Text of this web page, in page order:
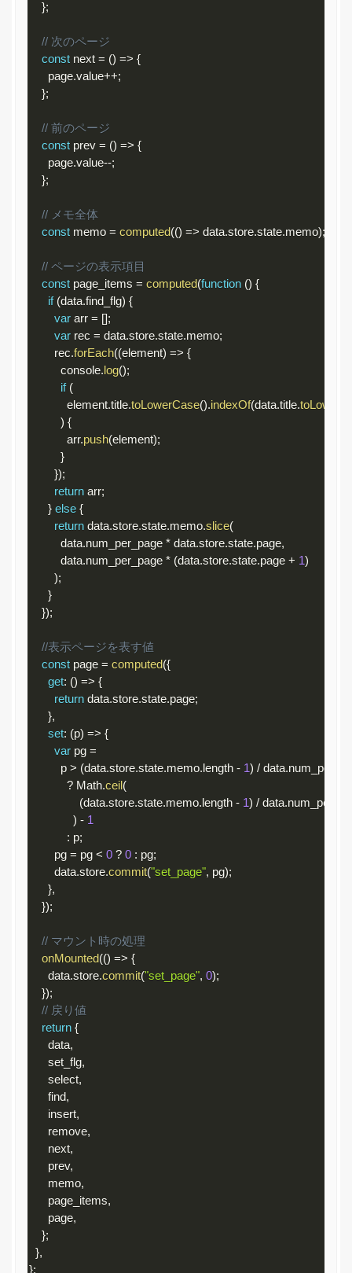
};
// 次のページ
const next = () => {
      page
.value++;
};
// 前のページ
const prev = () => {
      page
.value--;
};
// メモ全体
const memo = computed(() => data.store.state.memo);
// ページの表示項目
const page_items = computed(function () {
if (data.find_flg) {
var arr = [];
var rec = data.store.state.memo;
        rec
.forEach((element) => {
          console
.log();
if (
            element
.title.toLowerCase().indexOf(data.title.
) {
            arr
.push(element);
}
});
return arr;
} else {
return data.store.state.memo.slice(
          data
.num_per_page * data.store.state.page,
          data
.num_per_page * (data.store.state.page + 1)
);
}
});
//表示ページを表す値
const page = computed({
get: () => {
return data.store.state.page;
},
set: (p) => {
var pg =
          p
> (data.store.state.memo.length - 1) / data.
? Math.ceil(
(data.store.state.memo.length - 1) / data.
) - 1
: p;
        pg
= pg < 0 ? 0 : pg;
        data
.store.commit("set_page", pg);
},
});
// マウント時の処理
onMounted(() => {
      data
.store.commit("set_page", 0);
});
// 戻り値
return {
      data
,
      set_flg
,
      select
,
      find
,
      insert
,
      remove
,
      next
,
      prev
,
      memo
,
      page_items
,
      page
,
};
},
};